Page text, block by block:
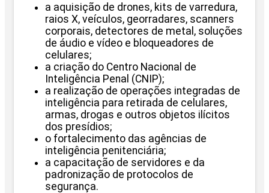
a aquisição de drones, kits de varredura,
raios X, veículos, georradares, scanners
corporais, detectores de metal, soluções
de áudio e vídeo e bloqueadores de
celulares;
a criação do Centro Nacional de
Inteligência Penal (CNIP);
a realização de operações integradas de
inteligência para retirada de celulares,
armas, drogas e outros objetos ilícitos
dos presídios;
o fortalecimento das agências de
inteligência penitenciária;
a capacitação de servidores e da
padronização de protocolos de
segurança.